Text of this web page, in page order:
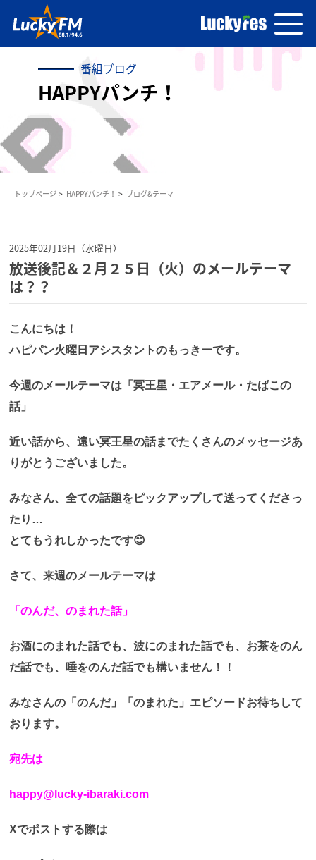
番組ブログ
HAPPYパンチ！
トップページ HAPPYパンチ！ ブログ&テーマ
2025年02月19日（水曜日）
放送後記＆２月２５日（火）のメールテーマ
は？？
こんにちは！
ハピパン火曜日アシスタントのもっきーです。
今週のメールテーマは「冥王星・エアメール・たばこの
話」
近い話から、遠い冥王星の話までたくさんのメッセージあ
りがとうございました。
みなさん、全ての話題をピックアップして送ってくださっ
たり…
とてもうれしかったです😊
さて、来週のメールテーマは
「のんだ、のまれた話」
お酒にのまれた話でも、波にのまれた話でも、お茶をのん
だ話でも、唾をのんだ話でも構いません！！
みなさんの「のんだ」「のまれた」エピソードお待ちして
おります。
宛先は
happy@lucky-ibaraki.com
Xでポストする際は